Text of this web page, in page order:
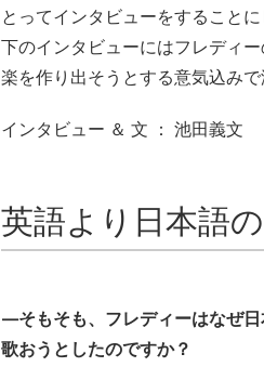
とってインタビューをすること
下のインタビューにはフレディ
楽を作り出そうとする意気込みで
インタビュー ＆ 文 ： 池田義文
英語より日本語
—そもそも、フレディーはなぜ
歌おうとしたのですか？